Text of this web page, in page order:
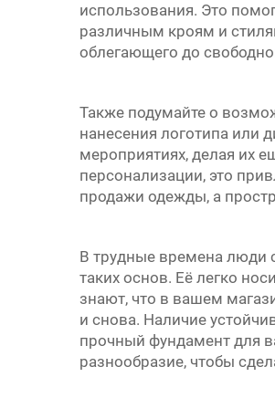
использования. Это
различным кроям и
облегающего до
Также подумайте о
нанесения логотипа или
мероприятиях, делая их
персонализации, это
продажи одежды, а
В трудные времена люди
таких основ. Её легко
знают, что в вашем
и снова. Наличие
прочный фундамент для
разнообразие, чтобы